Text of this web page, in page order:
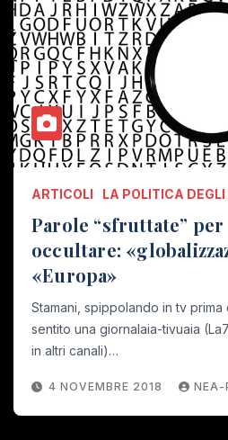
ARTICOLI LA POLITICA DEGLI
Parole “sfruttate”
occultare:
«Europa»
Stamani, spippolando in tv
sentito una giornalaia-tivuaia
in altri canali)…
4 NOVEMBRE 2018 NEA-